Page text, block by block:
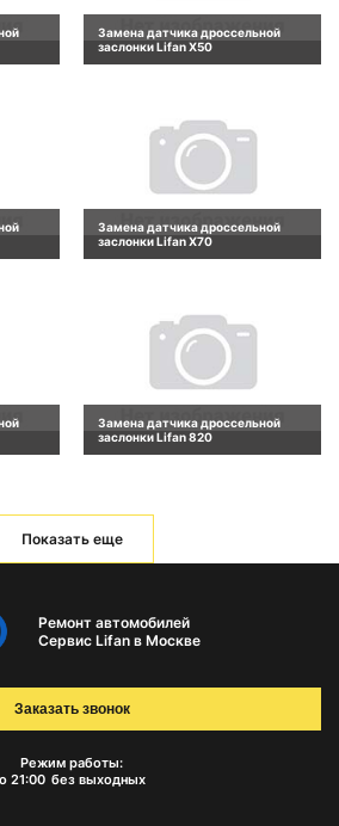
Замена датчика дроссельной
заслонки Lifan X50
Замена датчика дроссельной
заслонки Lifan X70
Замена датчика дроссельной
заслонки Lifan 820
Показать еще
Ремонт автомобилей
Сервис Lifan в Москве
Режим работы:
21:00 без выходных
Заказать звонок